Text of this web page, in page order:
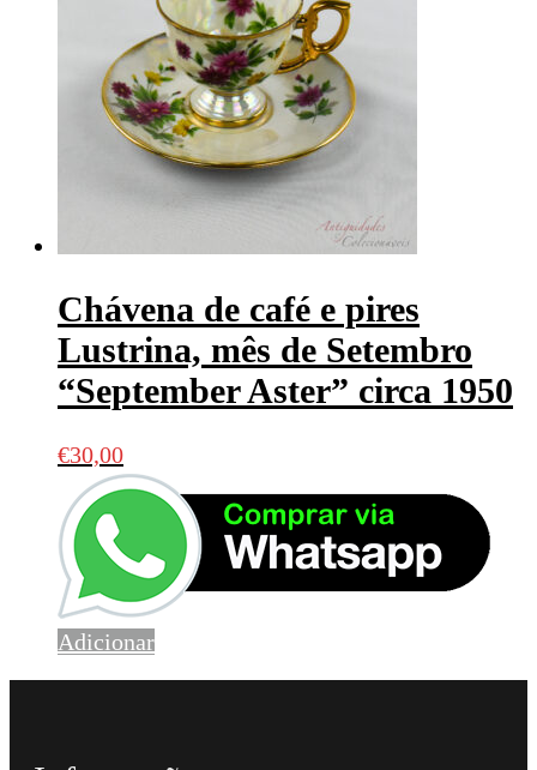
Chávena de café e pires
Lustrina, mês de Setembro
“September Aster” circa 1950
€30,00
Adicionar